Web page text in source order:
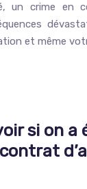
un crime en
et même
si on